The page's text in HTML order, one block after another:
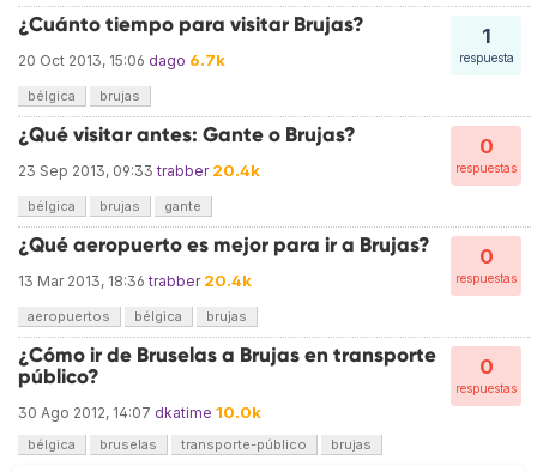
1
respuesta
¿Cuánto tiempo para visitar Brujas?
20 Oct 2013, 15:06 dago 6.7k
bélgica brujas
0
respuestas
¿Qué visitar antes: Gante o Brujas?
23 Sep 2013, 09:33 trabber 20.4k
bélgica brujas gante
0
respuestas
¿Qué aeropuerto es mejor para ir a Brujas?
13 Mar 2013, 18:36 trabber 20.4k
aeropuertos bélgica brujas
0
respuestas
¿Cómo ir de Bruselas a Brujas en transporte
público?
30 Ago 2012, 14:07 dkatime 10.0k
bélgica bruselas transporte-público brujas